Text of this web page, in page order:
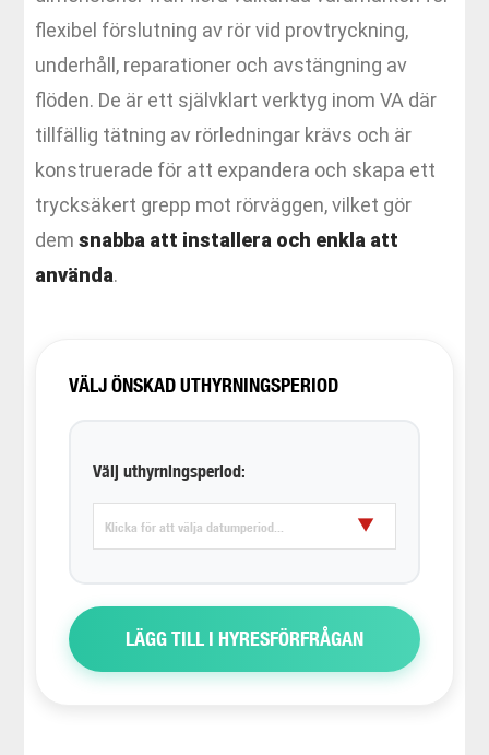
flexibel förslutning av rör vid provtryckning,
underhåll, reparationer och avstängning av
flöden. De är ett självklart verktyg inom VA där
tillfällig tätning av rörledningar krävs och är
konstruerade för att expandera och skapa ett
trycksäkert grepp mot rörväggen, vilket gör
demsnabba att installera och enkla att
använda.
VÄLJ ÖNSKAD UTHYRNINGSPERIOD
Välj uthyrningsperiod:
▼
LÄGG TILL I HYRESFÖRFRÅGAN